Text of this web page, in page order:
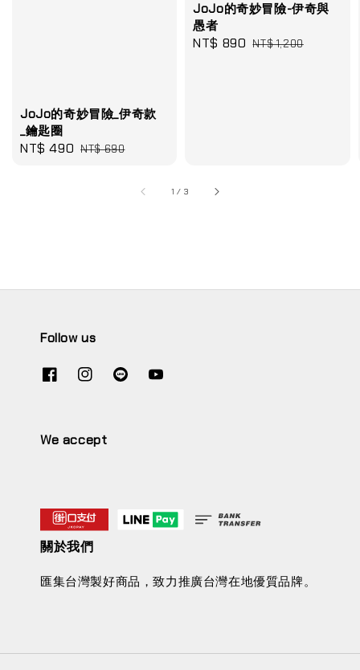
JoJo的奇妙冒險_伊奇款
_鑰匙圈
Sale
NT$ 490 Regular
NT$ 690
JoJo的奇妙冒險-伊奇與
愚者
Sale
NT$ 890 Regular
NT$ 1,200
1 / 3
Follow us
We accept
關於我們
匯集台灣製好商品，致力推廣台灣在地優質品牌。